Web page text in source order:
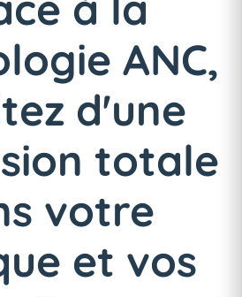
ANC,
d'une
totale
votre
et vos